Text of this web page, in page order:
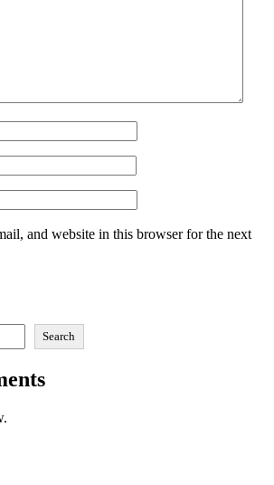
and website in this browser for the next
Search